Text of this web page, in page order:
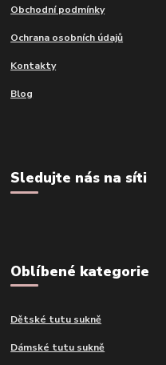
Obchodní podmínky
Ochrana osobních údajů
Kontakty
Blog
Sledujte nás na síti
Oblíbené kategorie
Dětské tutu sukně
Dámské tutu sukně